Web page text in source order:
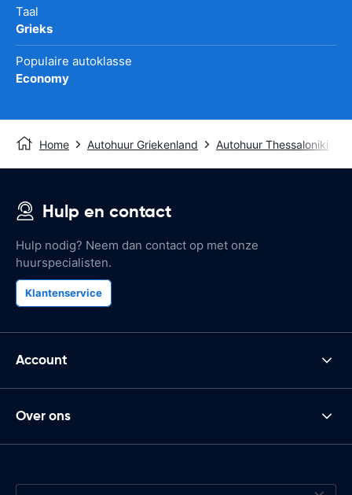
Taal
Grieks
Populaire autoklasse
Economy
Home Autohuur Griekenland Autohuur Thessaloniki
Hulp en contact
Hulp nodig? Neem dan contact op met onze
huurspecialisten.
Klantenservice
Account
Over ons